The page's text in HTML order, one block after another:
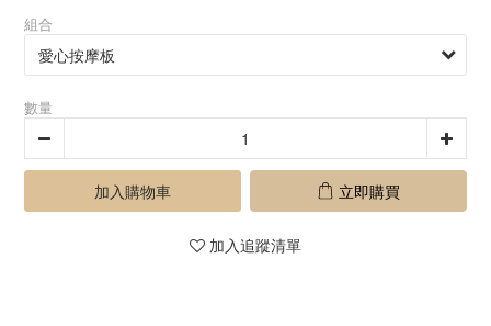
組合
數量
加入購物車 立即購買
加入追蹤清單